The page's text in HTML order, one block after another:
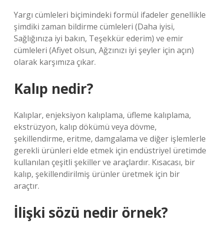
Yargı cümleleri biçimindeki formül ifadeler genellikle
şimdiki zaman bildirme cümleleri (Daha iyisi,
Sağlığınıza iyi bakın, Teşekkür ederim) ve emir
cümleleri (Afiyet olsun, Ağzınızı iyi şeyler için açın)
olarak karşımıza çıkar.
Kalıp nedir?
Kalıplar, enjeksiyon kalıplama, üfleme kalıplama,
ekstrüzyon, kalıp dökümü veya dövme,
şekillendirme, eritme, damgalama ve diğer işlemlerle
gerekli ürünleri elde etmek için endüstriyel üretimde
kullanılan çeşitli şekiller ve araçlardır. Kısacası, bir
kalıp, şekillendirilmiş ürünler üretmek için bir
araçtır.
İlişki sözü nedir örnek?